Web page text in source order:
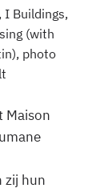
I Buildings,
(with
photo
Maison
zij hun